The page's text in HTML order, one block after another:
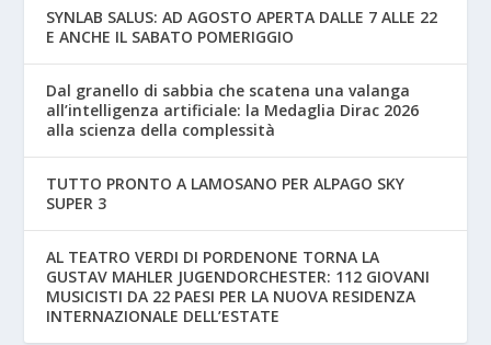
SYNLAB SALUS: AD AGOSTO APERTA DALLE 7 ALLE 22
E ANCHE IL SABATO POMERIGGIO
Dal granello di sabbia che scatena una valanga
all’intelligenza artificiale: la Medaglia Dirac 2026
alla scienza della complessità
TUTTO PRONTO A LAMOSANO PER ALPAGO SKY
SUPER 3
AL TEATRO VERDI DI PORDENONE TORNA LA
GUSTAV MAHLER JUGENDORCHESTER: 112 GIOVANI
MUSICISTI DA 22 PAESI PER LA NUOVA RESIDENZA
INTERNAZIONALE DELL’ESTATE